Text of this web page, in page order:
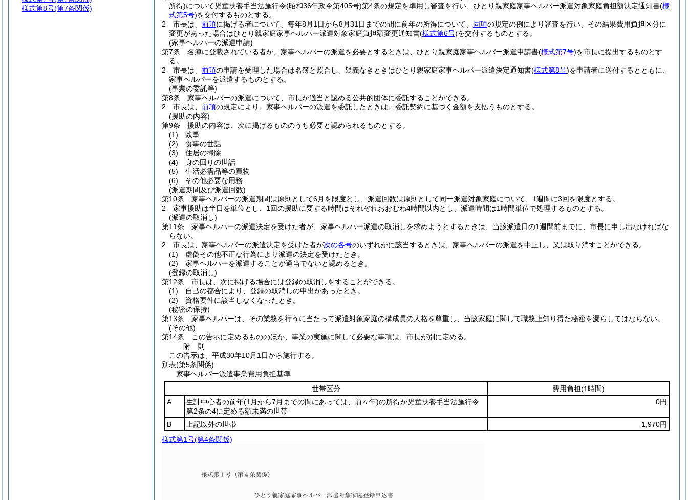
所得)について児童扶養手当法施行令(昭和36年政令第405号)第4条の規定を準用し審査を行い、ひとり親家庭家事ヘルパー派遣対象家庭負担額決定通知書(様
式第5号)を交付するものとする。
2
市長は、 前項に掲げる者について、毎年8月1日から8月31日までの間に前年の所得について、 同項の規定の例により審査を行い、その結果費用負担区分に
変更があった場合はひとり親家庭家事ヘルパー派遣対象家庭負担額変更通知書(様式第6号)を交付するものとする。
(家事ヘルパーの派遣申請)
第7条
名簿に登載されている者が、家事ヘルパーの派遣を必要とするときは、ひとり親家庭家事ヘルパー派遣申請書(様式第7号)を市長に提出するものとす
る。
2
市長は、 前項の申請を受理した場合は名簿と照合し、疑義なきときはひとり親家庭家事ヘルパー派遣決定通知書(様式第8号)を申請者に送付するとともに、
家事ヘルパーを派遣するものとする。
(事業の委託等)
第8条
家事ヘルパーの派遣について、市長が適当と認める公共的団体に委託することができる。
2
市長は、 前項の規定により、家事ヘルパーの派遣を委託したときは、委託契約に基づく金額を支払うものとする。
(援助の内容)
第9条
援助の内容は、次に掲げるもののうち必要と認められるものとする。
(1)
炊事
(2)
食事の世話
(3)
住居の掃除
(4)
身の回りの世話
(5)
生活必需品等の買物
(6)
その他必要な用務
(派遣期間及び派遣回数)
第10条
家事ヘルパーの派遣期間は原則として6月を限度とし、派遣回数は原則として同一派遣対象家庭について、1週間に3回を限度とする。
2
家事援助は半日を単位とし、1回の援助に要する時間はそれぞれおおむね4時間以内とし、派遣時間は1時間単位で処理するものとする。
(派遣の取消し)
第11条
家事ヘルパーの派遣決定を受けた者が、家事ヘルパー派遣の取消しを求めようとするときは、当該派遣日の1週間前までに、市長に申し出なければな
らない。
2
市長は、家事ヘルパーの派遣決定を受けた者が次の各号のいずれかに該当するときは、家事ヘルパーの派遣を中止し、又は取り消すことができる。
(1)
虚偽その他不正な行為により派遣の決定を受けたとき。
(2)
家事ヘルパーを派遣することが適当でないと認めるとき。
(登録の取消し)
第12条
市長は、次に掲げる場合には登録の取消しをすることができる。
(1)
自己の都合により、登録の取消しの申出があったとき。
(2)
資格要件に該当しなくなったとき。
(秘密の保持)
第13条
家事ヘルパーは、その業務を行うに当たって派遣対象家庭の構成員の人格を尊重し、当該家庭に関して職務上知り得た秘密を漏らしてはならない。
(その他)
第14条
この告示に定めるもののほか、事業の実施に関して必要な事項は、市長が別に定める。
附 則
この告示は、平成30年10月1日から施行する。
別表(第5条関係)
家事ヘルパー派遣事業費用負担基準
世帯区分
費用負担(1時間)
A
生計中心者の前年(1月から7月までの間にあっては、前々年)の所得が児童扶養手当法施行令
第2条の4に定める額未満の世帯
0円
B 上記以外の世帯
1,970円
様式第1号(第4条関係)
様式第8号(第7条関係)